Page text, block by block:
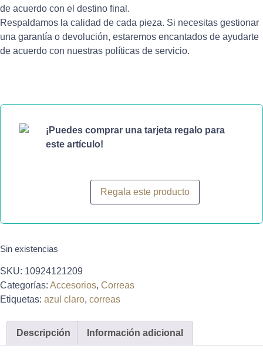
de acuerdo con el destino final.
Respaldamos la calidad de cada pieza. Si necesitas gestionar
una garantía o devolución, estaremos encantados de ayudarte
de acuerdo con nuestras políticas de servicio.
¡Puedes comprar una tarjeta regalo para
este artículo!
Regala este producto
Sin existencias
SKU: 10924121209
Categorías: Accesorios, Correas
Etiquetas: azul claro, correas
Descripción Información adicional